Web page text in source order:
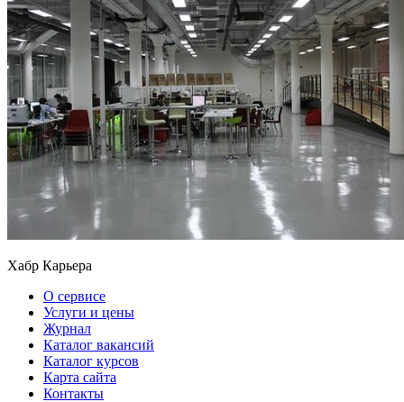
Хабр Карьера
О сервисе
Услуги и цены
Журнал
Каталог вакансий
Каталог курсов
Карта сайта
Контакты